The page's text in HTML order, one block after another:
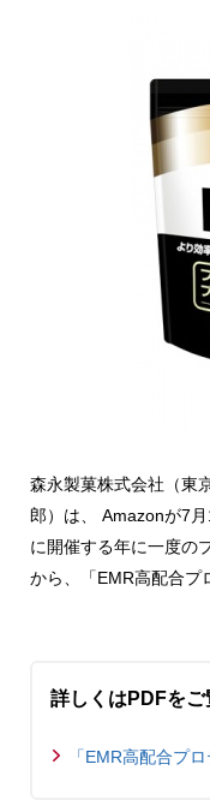
森永製菓株式会社（東
郎）は、 Amazonが7
に開催する年に一度の
から、「EMR高配合プ
詳しくはPDFをご
「EMR高配合プ